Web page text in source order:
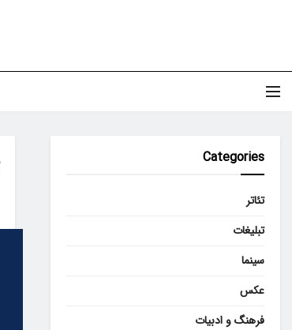
Categories
تئاتر
تبلیغات
سینما
عکس
فرهنگ و ادبیات